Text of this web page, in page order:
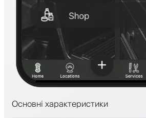
Основні характеристики